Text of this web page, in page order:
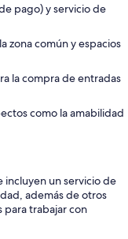
pago) y servicio de
zona común y espacios
la compra de entradas
como la amabilidad
incluyen un servicio de
además de otros
para trabajar con